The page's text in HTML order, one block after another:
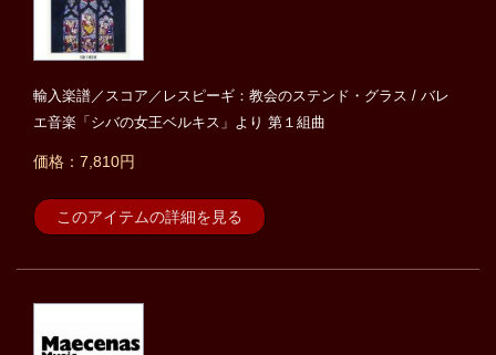
輸入楽譜／スコア／レスピーギ：教会のステンド・グラス / バレ
エ音楽「シバの女王ベルキス」より 第１組曲
価格：7,810円
このアイテムの詳細を見る